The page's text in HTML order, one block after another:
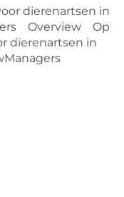
dierenartsen in
Overview
Op
dierenartsen in